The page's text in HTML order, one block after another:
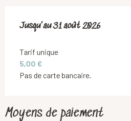
Du1 juillet 2026au31 août 2026
Jusqu'au31 août 2026
Tarif unique
5,00 €
Pas de carte bancaire.
Moyens de paiement